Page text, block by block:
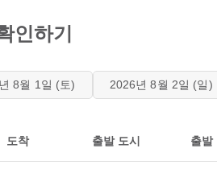
인하기
8월 1일 (토) 2026년 8월 2일 (일)
도착 출발 도시 출발